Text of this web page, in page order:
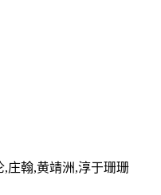
庄翰,黄靖洲,淳于珊珊